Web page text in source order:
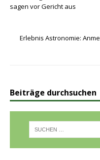
sagen vor Gericht aus
Erlebnis Astronomie:
Beiträge durchsuchen